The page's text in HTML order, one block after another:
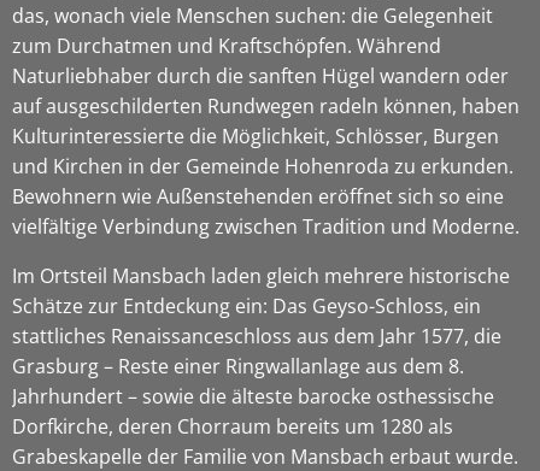
das, wonach viele Menschen suchen: die Gelegenheit
zum Durchatmen und Kraftschöpfen. Während
Naturliebhaber durch die sanften Hügel wandern oder
auf ausgeschilderten Rundwegen radeln können, haben
Kulturinteressierte die Möglichkeit, Schlösser, Burgen
und Kirchen in der Gemeinde Hohenroda zu erkunden.
Bewohnern wie Außenstehenden eröffnet sich so eine
vielfältige Verbindung zwischen Tradition und Moderne.
Im Ortsteil Mansbach laden gleich mehrere historische
Schätze zur Entdeckung ein: Das Geyso-Schloss, ein
stattliches Renaissanceschloss aus dem Jahr 1577, die
Grasburg – Reste einer Ringwallanlage aus dem 8.
Jahrhundert – sowie die älteste barocke osthessische
Dorfkirche, deren Chorraum bereits um 1280 als
Grabeskapelle der Familie von Mansbach erbaut wurde.